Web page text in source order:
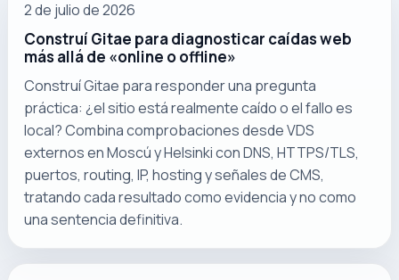
2 de julio de 2026
Construí Gitae para diagnosticar caídas web
más allá de «online o offline»
Construí Gitae para responder una pregunta
práctica: ¿el sitio está realmente caído o el fallo es
local? Combina comprobaciones desde VDS
externos en Moscú y Helsinki con DNS, HTTPS/TLS,
puertos, routing, IP, hosting y señales de CMS,
tratando cada resultado como evidencia y no como
una sentencia definitiva.